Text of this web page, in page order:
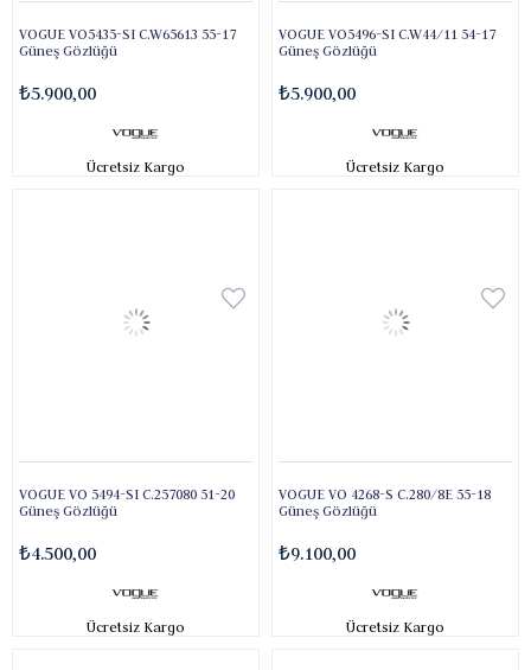
VOGUE VO5435-SI C.W65613 55-17
Güneş Gözlüğü
₺5.900,00
Ücretsiz Kargo
VOGUE VO5496-SI C.W44/11 54-17
Güneş Gözlüğü
₺5.900,00
Ücretsiz Kargo
VOGUE VO 5494-SI C.257080 51-20
Güneş Gözlüğü
₺4.500,00
Ücretsiz Kargo
VOGUE VO 4268-S C.280/8E 55-18
Güneş Gözlüğü
₺9.100,00
Ücretsiz Kargo